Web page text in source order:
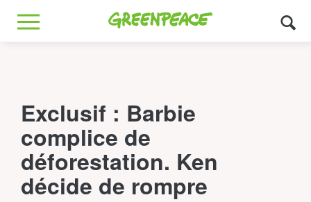
Greenpeace
MENU
Exclusif : Barbie
complice de
déforestation. Ken
décide de rompre